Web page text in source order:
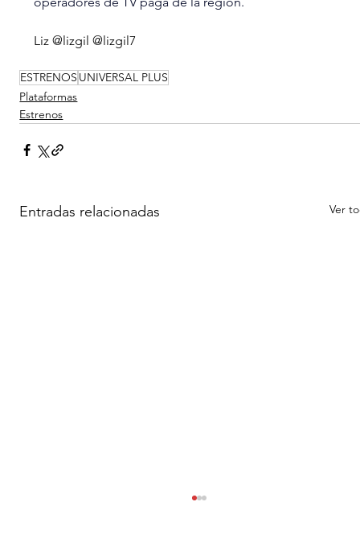
Liz @lizgil @lizgil7
ESTRENOS UNIVERSAL PLUS
Plataformas
Estrenos
Entradas relacionadas Ver